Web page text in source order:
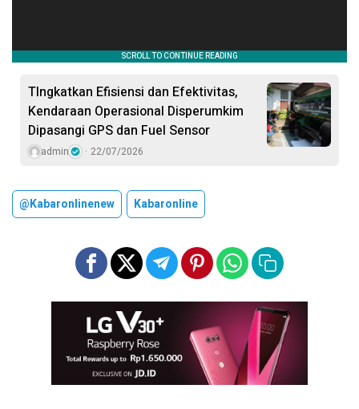
TIngkatkan Efisiensi dan Efektivitas,
Kendaraan Operasional Disperumkim
Dipasangi GPS dan Fuel Sensor
admin 22/07/2026
@kabaronlinenew Kabaronline